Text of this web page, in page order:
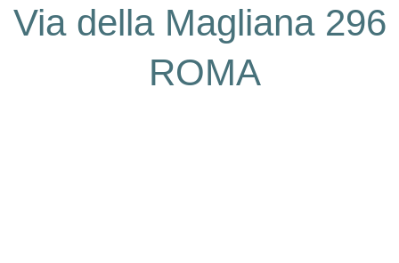
Via della Magliana 296
ROMA